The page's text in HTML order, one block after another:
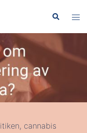
Sök
Slå
cannabis